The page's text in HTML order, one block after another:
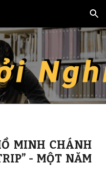
Skip to navigation
MINH CHÁNH
- MỘT NĂM